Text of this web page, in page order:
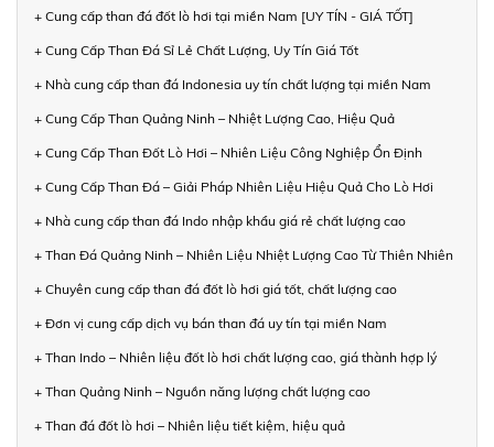
+ Cung cấp than đá đốt lò hơi tại miền Nam [UY TÍN - GIÁ TỐT]
+ Cung Cấp Than Đá Sỉ Lẻ Chất Lượng, Uy Tín Giá Tốt
+ Nhà cung cấp than đá Indonesia uy tín chất lượng tại miền Nam
+ Cung Cấp Than Quảng Ninh – Nhiệt Lượng Cao, Hiệu Quả
+ Cung Cấp Than Đốt Lò Hơi – Nhiên Liệu Công Nghiệp Ổn Định
+ Cung Cấp Than Đá – Giải Pháp Nhiên Liệu Hiệu Quả Cho Lò Hơi
+ Nhà cung cấp than đá Indo nhập khẩu giá rẻ chất lượng cao
+ Than Đá Quảng Ninh – Nhiên Liệu Nhiệt Lượng Cao Từ Thiên Nhiên
+ Chuyên cung cấp than đá đốt lò hơi giá tốt, chất lượng cao
+ Đơn vị cung cấp dịch vụ bán than đá uy tín tại miền Nam
+ Than Indo – Nhiên liệu đốt lò hơi chất lượng cao, giá thành hợp lý
+ Than Quảng Ninh – Nguồn năng lượng chất lượng cao
+ Than đá đốt lò hơi – Nhiên liệu tiết kiệm, hiệu quả